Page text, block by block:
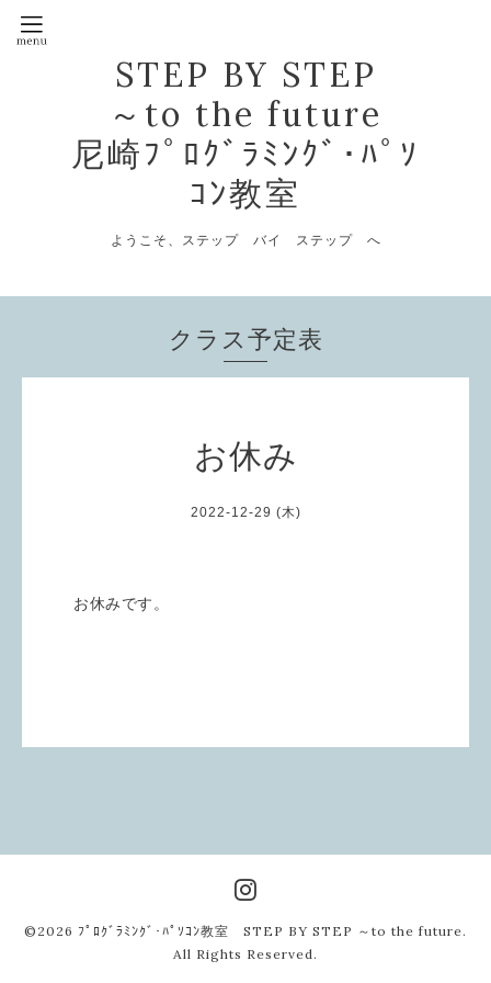
STEP BY STEP
～to the future
尼崎ﾌﾟﾛｸﾞﾗﾐﾝｸﾞ･ﾊﾟｿ
ｺﾝ教室
ようこそ、ステップ バイ ステップ へ
クラス予定表
お休み
2022-12-29 (木)
お休みです。
©2026 ﾌﾟﾛｸﾞﾗﾐﾝｸﾞ･ﾊﾟｿｺﾝ教室 STEP BY STEP ～to the future.
All Rights Reserved.